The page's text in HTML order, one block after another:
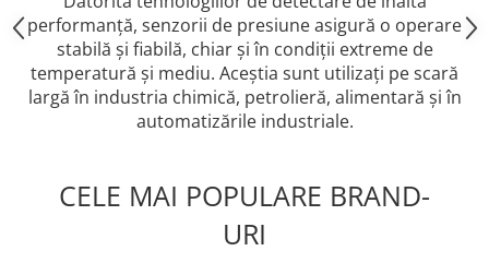
Sisteme electrodinamice de testare
la vibrații
Camere climatice
Echipamente pentru industria
militară
Senzori fără fir (Wireless)
performanță, senzorii de presiune asigură o operare
stabilă și fiabilă, chiar și în condiții extreme de
temperatură și mediu. Aceștia sunt utilizați pe scară
largă în industria chimică, petrolieră, alimentară și în
automatizările industriale.
CELE MAI POPULARE BRAND-
URI